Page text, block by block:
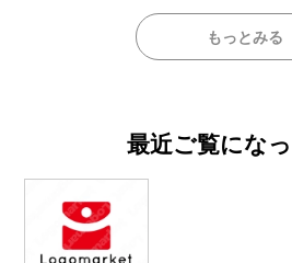
もっとみる
最近ご覧にな